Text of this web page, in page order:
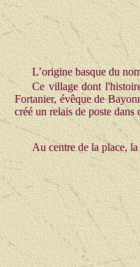
L’origine basque du
Ce village dont
Fortanier, évêque de
créé un relais de poste
Au centre de la place,